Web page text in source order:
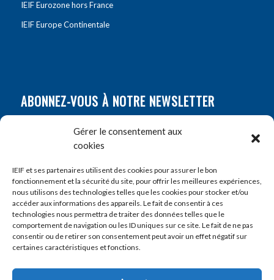
Gérer le consentement aux
cookies
IEIF et ses partenaires utilisent des cookies pour assurer le bon
fonctionnement et la sécurité du site, pour offrir les meilleures expériences,
nous utilisons des technologies telles que les cookies pour stocker et/ou
accéder aux informations des appareils. Le fait de consentir à ces
technologies nous permettra de traiter des données telles que le
comportement de navigation ou les ID uniques sur ce site. Le fait de ne pas
consentir ou de retirer son consentement peut avoir un effet négatif sur
certaines caractéristiques et fonctions.
IEIF Eurozone hors France
IEIF Europe Continentale
ABONNEZ-VOUS À NOTRE NEWSLETTER
Prénom*
E-mail*